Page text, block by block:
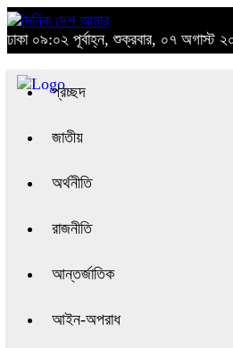
ঢাকা ০৯:০২ পূর্বাহ্ন, শুক্রবার, ০৭ অগাস্ট
প্রচ্ছদ
জাতীয়
অর্থনীতি
রাজনীতি
আন্তর্জাতিক
আইন-অপরাধ